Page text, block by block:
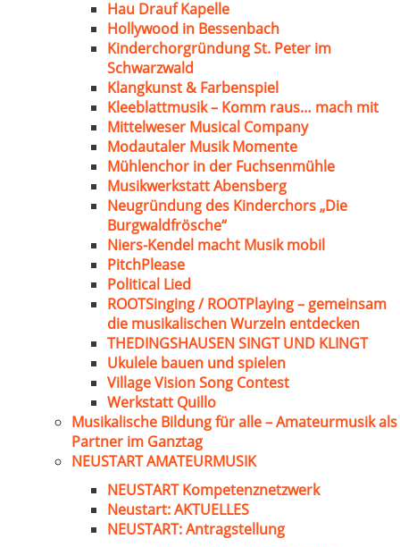
Hau Drauf Kapelle
Hollywood in Bessenbach
Kinderchorgründung St. Peter im
Schwarzwald
Klangkunst & Farbenspiel
Kleeblattmusik – Komm raus… mach mit
Mittelweser Musical Company
Modautaler Musik Momente
Mühlenchor in der Fuchsenmühle
Musikwerkstatt Abensberg
Neugründung des Kinderchors „Die
Burgwaldfrösche“
Niers-Kendel macht Musik mobil
PitchPlease
Political Lied
ROOTSinging / ROOTPlaying – gemeinsam
die musikalischen Wurzeln entdecken
THEDINGSHAUSEN SINGT UND KLINGT
Ukulele bauen und spielen
Village Vision Song Contest
Werkstatt Quillo
Musikalische Bildung für alle – Amateurmusik als
Partner im Ganztag
NEUSTART AMATEURMUSIK
NEUSTART Kompetenznetzwerk
Neustart: AKTUELLES
NEUSTART: Antragstellung